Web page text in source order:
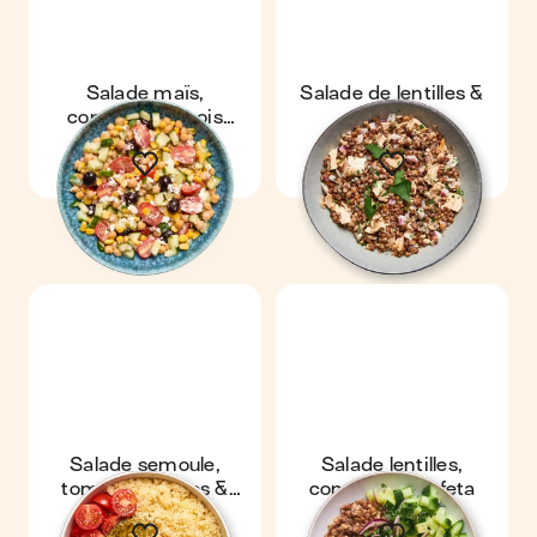
Salade maïs,
concombre, pois
chiches & feta
Salade de lentilles &
thon
Salade semoule,
tomates cerises &
pesto
Salade lentilles,
concombre & feta